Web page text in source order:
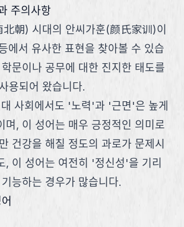
주의사항
北朝) 시대의 안씨가훈(颜氏家训)이
에서 유사한 표현을 찾아볼 수 있습
문이나 공무에 대한 진지한 태도를
용되어 왔습니다.
사회에서도 '노력'과 '근면'은 높게
며, 이 성어는 매우 긍정적인 의미로
건강을 해칠 정도의 과로가 문제시
, 이 성어는 여전히 '정신성'을 기리
능하는 경우가 많습니다.